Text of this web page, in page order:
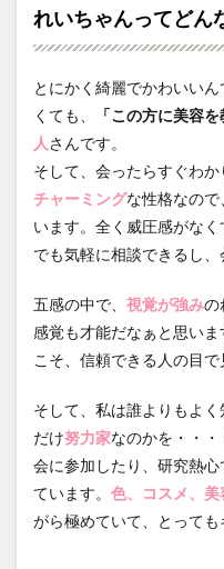
れいちゃんってどん
とにかく綺麗でかわいい
くても、
「この方に美容
人さんです。
そして、会ったらすぐわか
チャーミングな性格なの
います。全く威圧感がな
でも気軽に相談できるし、
五感の中で、 視覚が強みの
感覚も才能だなぁと思い
こそ、信頼できる人の目で
そして、私は誰よりもよ
だけ努力家なのかを・・
会に参加したり、研究熱
ています。 色、コスメ、美
がら極めていて、とっても